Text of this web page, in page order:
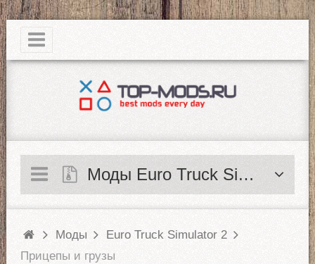
|
Моды Euro Truck Simulator 2
Моды
Euro Truck Simulator 2
Прицепы и грузы